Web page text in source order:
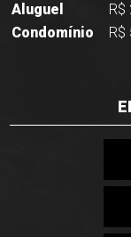
Aluguel
R$
Condomínio
R$